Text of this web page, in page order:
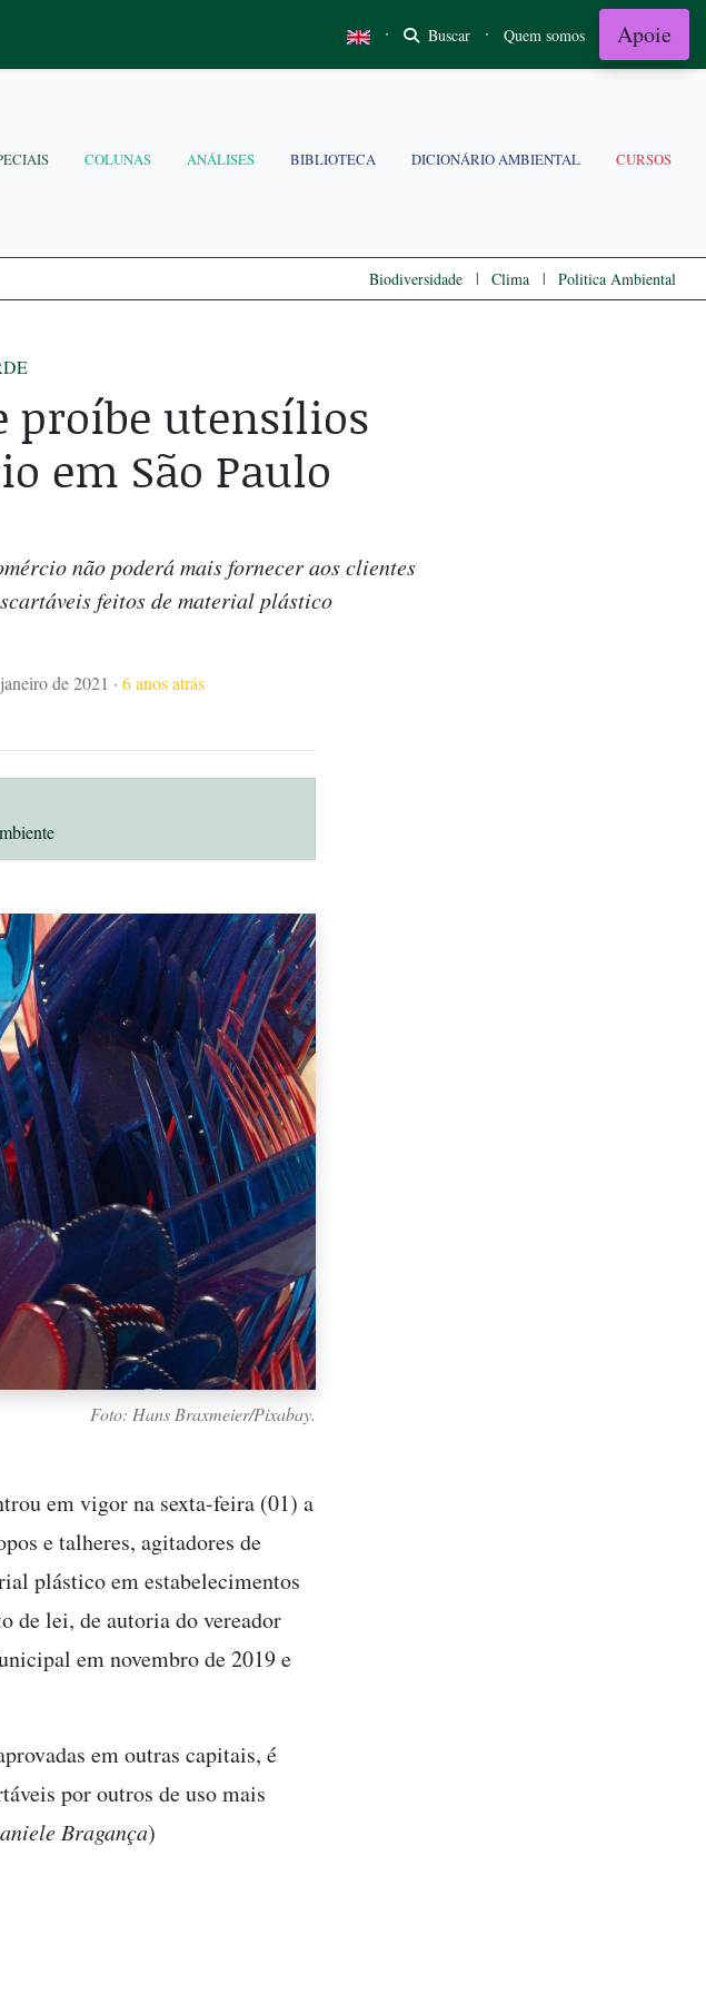
· Buscar · Quem somos Apoie
COLUNAS ANÁLISES BIBLIOTECA DICIONÁRIO AMBIENTAL CURSOS
Biodiversidade | Clima | Politica Ambiental
proíbe utensílios
em São Paulo
não poderá mais fornecer aos clientes
feitos de material plástico
de 2021 · 6 anos atrás
Foto: Hans Braxmeier/Pixabay.
em vigor na sexta-feira (01) a
e talheres, agitadores de
plástico em estabelecimentos
de lei, de autoria do vereador
em novembro de 2019 e
em outras capitais, é
por outros de uso mais
Bragança)